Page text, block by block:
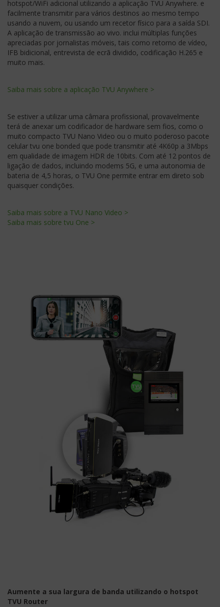
hotspot/WiFi adicional utilizando a aplicação TVU Anywhere. e
facilmente transmitir para vários destinos ao mesmo tempo
usando a nuvem, ou usando um recetor físico para a saída SDI.
A aplicação de transmissão ao vivo. inclui múltiplas funções
apreciadas por jornalistas móveis, tais como retorno de vídeo,
IFB bidicional, entrevista de ecrã dividido, codificação H.265 e
muito mais.
Saiba mais sobre a aplicação TVU Anywhere >
Se estiver a utilizar uma câmara profissional, provavelmente
terá de anexar um codificador de hardware sem fios, como o
muito compacto TVU Nano Video ou o muito poderoso pacote
celular tvu one bonded que pode transmitir até 4K60p a 3Mbps
em qualidade de imagem HDR de 10bits. Com até 12 pontos de
ligação de dados, incluindo modems 5G, e uma autonomia de
bateria de 4,5 horas, o TVU One permite entrar em direto sob
quaisquer condições.
Saiba mais sobre a TVU Nano Video >
Saiba mais sobre tvu One >
Aumente a sua largura de banda utilizando o hotspot
TVU Router